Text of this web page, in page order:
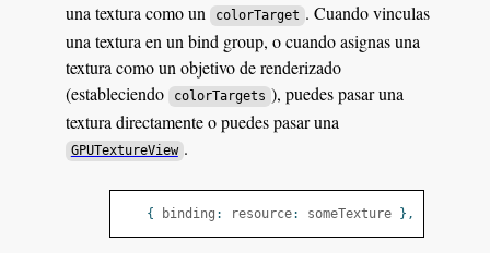
una textura como un
colorTarget . Cuando vinculas
una textura en un bind group, o cuando asignas una
textura como un objetivo de renderizado
(estableciendo
colorTargets ), puedes pasar una
textura directamente o puedes pasar una
GPUTextureView .
{ binding : resource: someTexture },